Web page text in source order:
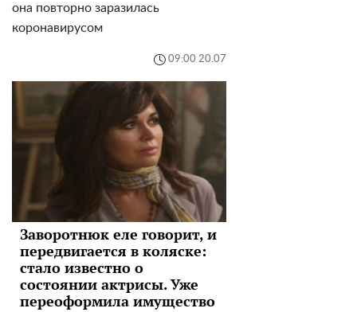
она повторно заразилась
коронавирусом
09:00 20.07
Заворотнюк еле говорит, и
передвигается в коляске:
стало известно о
состоянии актрисы. Уже
переоформила имущество